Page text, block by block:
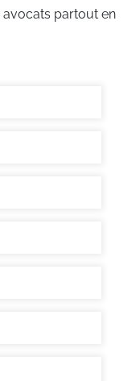
avocats partout en